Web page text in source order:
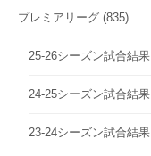
プレミアリーグ (835)
25-26シーズン試合結果
24-25シーズン試合結果
23-24シーズン試合結果